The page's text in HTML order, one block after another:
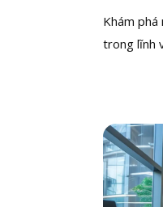
Khám
trong lĩnh